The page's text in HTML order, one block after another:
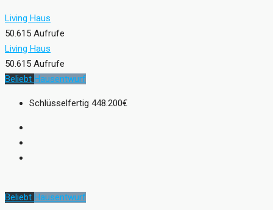
Living Haus
50.615 Aufrufe
Living Haus
50.615 Aufrufe
Beliebt Hausentwurf
Schlüsselfertig 448.200€
Beliebt Hausentwurf